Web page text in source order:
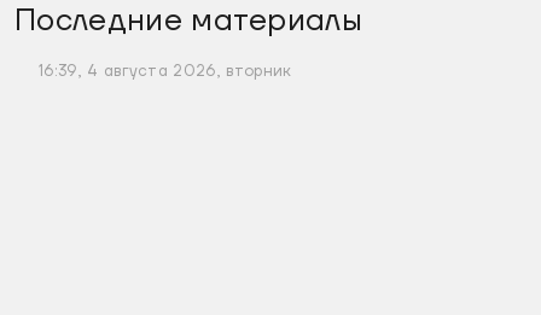
Последние материалы
16:39, 4 августа 2026, вторник